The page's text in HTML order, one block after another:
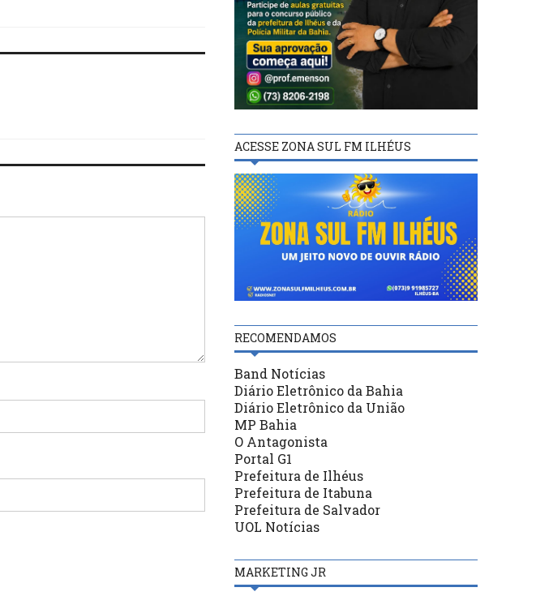
ACESSE ZONA SUL FM ILHÉUS
RECOMENDAMOS
Band Notícias
Diário Eletrônico da Bahia
Diário Eletrônico da União
MP Bahia
O Antagonista
Portal G1
Prefeitura de Ilhéus
Prefeitura de Itabuna
Prefeitura de Salvador
UOL Notícias
MARKETING JR